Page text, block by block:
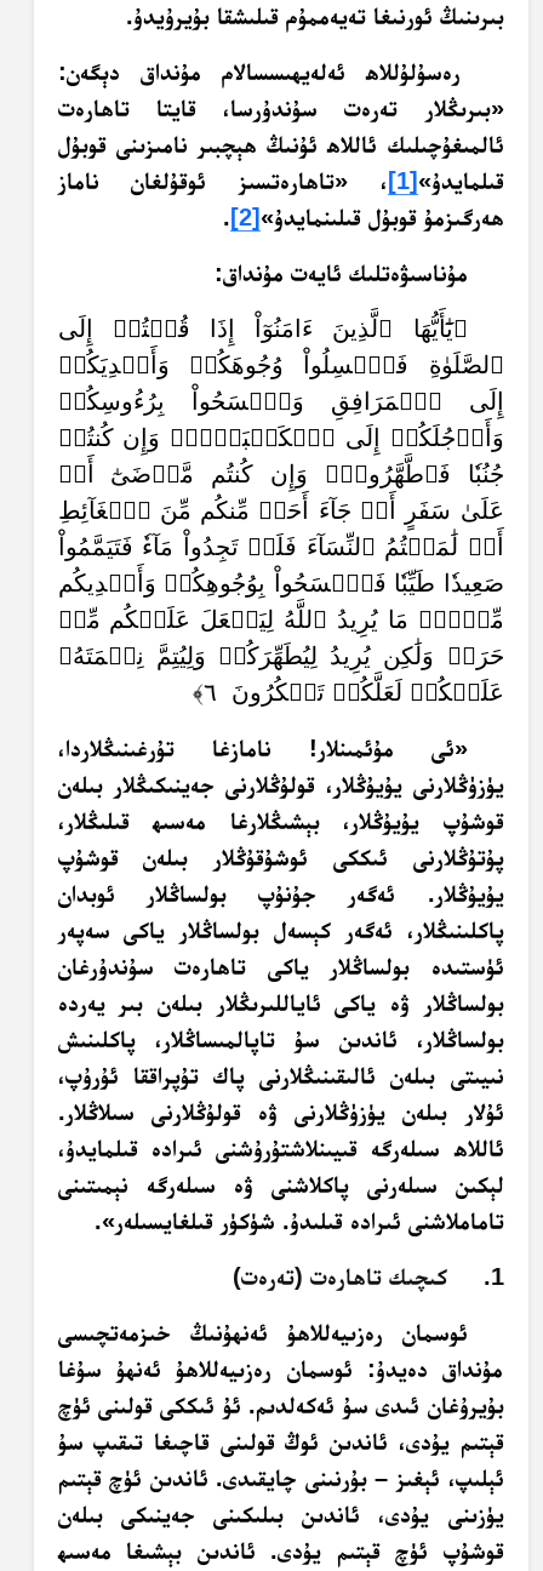
بىرىنىڭ ئورنىغا تەيەممۇم قىلىشقا بۇيرۇيدۇ.
رەسۇلۇللاھ ئەلەيھىسسالام مۇنداق دېگەن:
«بىرىڭلار تەرەت سۇندۇرسا، قايتا تاھارەت
ئالمىغۇچىلىك ئاللاھ ئۇنىڭ ھېچبىر نامىزىنى قوبۇل
قىلمايدۇ»[1]
، «تاھارەتسىز ئوقۇلغان ناماز
ھەرگىزمۇ قوبۇل قىلىنمايدۇ»[2]
.
مۇناسىۋەتلىك ئايەت مۇنداق:
﴿يَٰٓأَيُّهَا ٱلَّذِينَ ءَامَنُوٓاْ إِذَا قُمۡتُمۡ إِلَى
ٱلصَّلَوٰةِ فَٱغۡسِلُواْ وُجُوهَكُمۡ وَأَيۡدِيَكُمۡ
إِلَى ٱلۡمَرَافِقِ وَٱمۡسَحُواْ بِرُءُوسِكُمۡ
وَأَرۡجُلَكُمۡ إِلَى ٱلۡكَعۡبَيۡنِۚ وَإِن كُنتُمۡ
جُنُبٗا فَٱطَّهَّرُواْۚ وَإِن كُنتُم مَّرۡضَىٰٓ أَوۡ
عَلَىٰ سَفَرٍ أَوۡ جَآءَ أَحَدٞ مِّنكُم مِّنَ ٱلۡغَآئِطِ
أَوۡ لَٰمَسۡتُمُ ٱلنِّسَآءَ فَلَمۡ تَجِدُواْ مَآءٗ فَتَيَمَّمُواْ
صَعِيدٗا طَيِّبٗا فَٱمۡسَحُواْ بِوُجُوهِكُمۡ وَأَيۡدِيكُم
مِّنۡهُۚ مَا يُرِيدُ ٱللَّهُ لِيَجۡعَلَ عَلَيۡكُم مِّنۡ
حَرَجٖ وَلَٰكِن يُرِيدُ لِيُطَهِّرَكُمۡ وَلِيُتِمَّ نِعۡمَتَهُۥ
عَلَيۡكُمۡ لَعَلَّكُمۡ تَشۡكُرُونَ ٦﴾
«ئى مۇئمىنلار! نامازغا تۇرغىنىڭلاردا،
يۈزۈڭلارنى يۇيۇڭلار، قولۇڭلارنى جەينىكىڭلار بىلەن
قوشۇپ يۇيۇڭلار، بېشىڭلارغا مەسىھ قىلىڭلار،
پۇتۇڭلارنى ئىككى ئوشۇقۇڭلار بىلەن قوشۇپ
يۇيۇڭلار. ئەگەر جۇنۇپ بولساڭلار ئوبدان
پاكلىنىڭلار، ئەگەر كېسەل بولساڭلار ياكى سەپەر
ئۈستىدە بولساڭلار ياكى تاھارەت سۇندۇرغان
بولساڭلار ۋە ياكى ئاياللىرىڭلار بىلەن بىر يەردە
بولساڭلار، ئاندىن سۇ تاپالمىساڭلار، پاكلىنىش
نىيىتى بىلەن ئالىقىنىڭلارنى پاك تۇپراققا ئۇرۇپ،
ئۇلار بىلەن يۈزۈڭلارنى ۋە قولۇڭلارنى سىلاڭلار.
ئاللاھ سىلەرگە قىيىنلاشتۇرۇشنى ئىرادە قىلمايدۇ،
لېكىن سىلەرنى پاكلاشنى ۋە سىلەرگە نېمىتىنى
تاماملاشنى ئىرادە قىلىدۇ. شۈكۈر قىلغايسىلەر‏».
1. كىچىك تاھارەت (تەرەت)
ئوسمان رەزىيەللاھۇ ئەنھۇنىڭ خىزمەتچىسى
مۇنداق دەيدۇ: ئوسمان رەزىيەللاھۇ ئەنھۇ سۇغا
بۇيرۇغان ئىدى سۇ ئەكەلدىم. ئۇ ئىككى قولىنى ئۈچ
قېتىم يۇدى، ئاندىن ئوڭ قولىنى قاچىغا تىقىپ سۇ
ئېلىپ، ئېغىز – بۇرنىنى چايقىدى. ئاندىن ئۈچ قېتىم
يۈزىنى يۇدى، ئاندىن بىلىكىنى جەينىكى بىلەن
قوشۇپ ئۈچ قېتىم يۇدى. ئاندىن بېشىغا مەسىھ